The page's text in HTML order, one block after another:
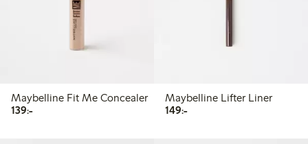
Maybelline Fit Me Concealer
139:-139,00 kr
Maybelline Lifter Liner
149:-149,00 kr